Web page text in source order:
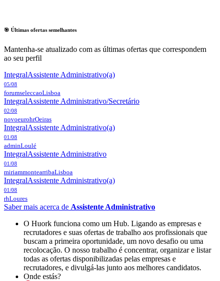
🎯 Últimas ofertas semelhantes
Mantenha-se atualizado com as últimas ofertas que correspondem
ao seu perfil
IntegralAssistente Administrativo(a)
05/08
forumseleccaoLisboa
IntegralAssistente Administrativo/Secretário
02/08
novoeurohrOeiras
IntegralAssistente Administrativo(a)
01/08
adminLoulé
IntegralAssistente Administrativo
01/08
miriammontearribaLisboa
IntegralAssistente Administrativo(a)
01/08
rhLoures
Saber mais acerca de Assistente Administrativo
O Huork funciona como um Hub. Ligando as empresas e
recrutadores e suas ofertas de trabalho aos profissionais que
buscam a primeira oportunidade, um novo desafio ou uma
recolocação. O nosso trabalho é concentrar, organizar e listar
todas as ofertas disponibilizadas pelas empresas e
recrutadores, e divulgá-las junto aos melhores candidatos.
Onde estás?